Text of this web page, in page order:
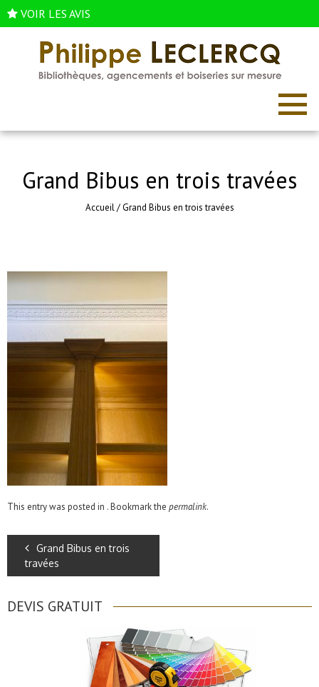
VOIR LES AVIS
Grand Bibus en trois travées
Accueil/Grand Bibus en trois travées
This entry was posted in . Bookmark the permalink.
Grand Bibus en trois
travées
DEVIS GRATUIT